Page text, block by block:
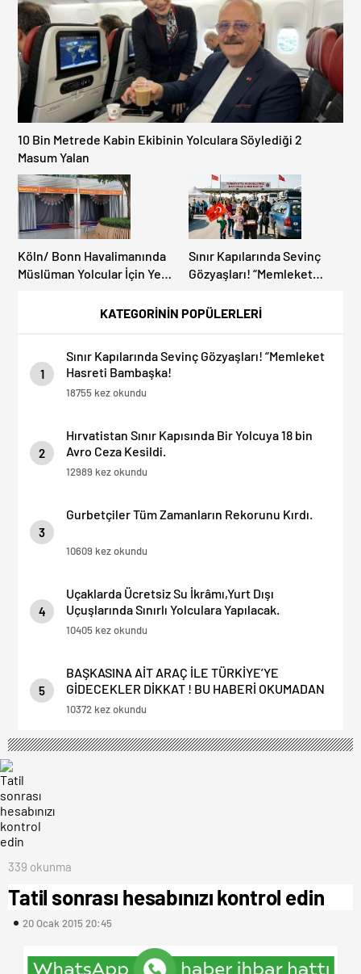
KATEGORİNİN POPÜLERLERİ
1
Sınır Kapılarında Sevinç Gözyaşları! “Memleket
Hasreti Bambaşka!
18755 kez okundu
2
Hırvatistan Sınır Kapısında Bir Yolcuya 18 bin
Avro Ceza Kesildi.
12989 kez okundu
3
Gurbetçiler Tüm Zamanların Rekorunu Kırdı.
10609 kez okundu
4
Uçaklarda Ücretsiz Su İkrâmı,Yurt Dışı
Uçuşlarında Sınırlı Yolculara Yapılacak.
10405 kez okundu
5
BAŞKASINA AİT ARAÇ İLE TÜRKİYE’YE
GİDECEKLER DİKKAT ! BU HABERİ OKUMADAN
YOLA ÇIKMAYIN.
10372 kez okundu
10 Bin Metrede Kabin Ekibinin Yolculara Söylediği 2
Masum Yalan
Köln/ Bonn Havalimanında
Müslüman Yolcular İçin Yeni
Sınır Kapılarında Sevinç
Gözyaşları! “Memleket
339 okunma
Tatil sonrası hesabınızı kontrol edin
20 Ocak 2015 20:45